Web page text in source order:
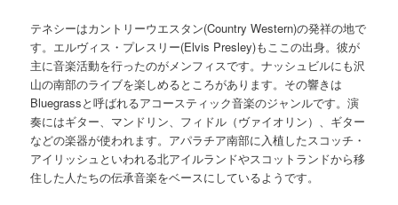
テネシーはカントリーウエスタン(Country Western)の発祥の地で
す。エルヴィス・プレスリー(Elvis Presley)もここの出身。彼が
主に音楽活動を行ったのがメンフィスです。ナッシュビルにも沢
山の南部のライブを楽しめるところがあります。その響きは
Bluegrassと呼ばれるアコースティック音楽のジャンルです。演
奏にはギター、マンドリン、フィドル（ヴァイオリン）、ギター
などの楽器が使われます。アパラチア南部に入植したスコッチ・
アイリッシュといわれる北アイルランドやスコットランドから移
住した人たちの伝承音楽をベースにしているようです。